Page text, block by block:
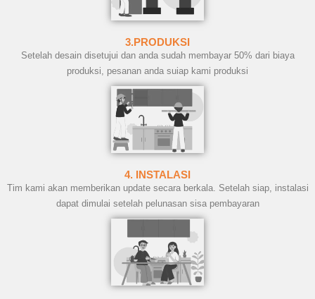
3.PRODUKSI
Setelah desain disetujui dan anda sudah membayar 50% dari biaya
produksi, pesanan anda suiap kami produksi
4. INSTALASI
Tim kami akan memberikan update secara berkala. Setelah siap, instalasi
dapat dimulai setelah pelunasan sisa pembayaran